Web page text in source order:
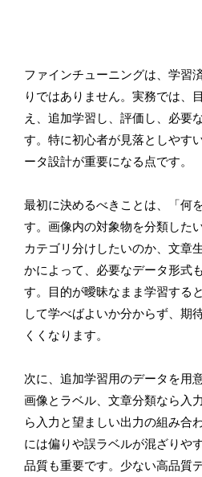
ファインチューニングは、学習
りではありません。実務では、
え、追加学習し、評価し、必要
す。特に初心者が見落としやす
ータ設計が重要になる点です。
最初に決めるべきことは、「何
す。画像内の対象物を分類した
カテゴリ分けしたいのか、文章
かによって、必要なデータ形式
す。目的が曖昧なまま学習する
して学べばよいか分からず、期
くくなります。
次に、追加学習用のデータを用
画像とラベル、文章分類なら入
ら入力と望ましい出力の組み合
には偏りや誤ラベルが混ざりや
品質も重要です。少ない高品質